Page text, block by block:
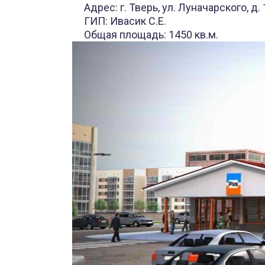
Адрес: г. Тверь, ул. Луначарского, д.
ГИП: Ивасик С.Е.
Общая площадь: 1450 кв.м.